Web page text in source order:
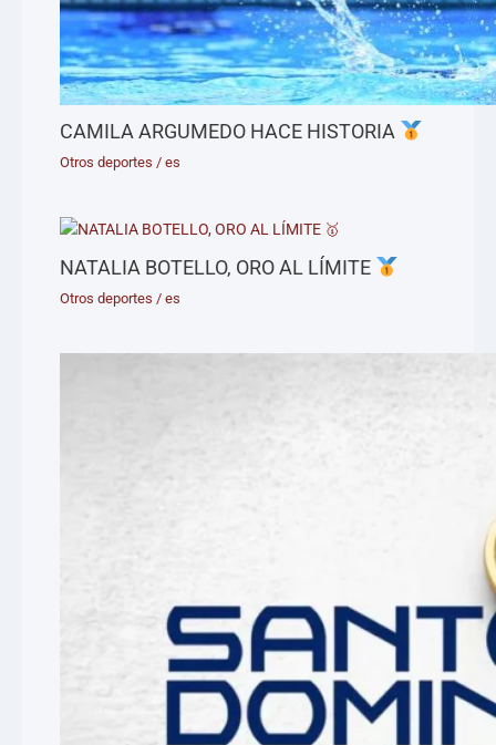
CAMILA ARGUMEDO HACE HISTORIA
Otros deportes /es
NATALIA BOTELLO, ORO AL LÍMITE
Otros deportes /es